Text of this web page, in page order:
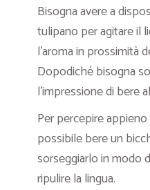
Bisogna avere a
tulipano per agitare il
l’aroma in prossimità
Dopodiché bisogna
l’impressione di bere
Per percepire
possibile bere un
sorseggiarlo in modo
ripulire la lingua.